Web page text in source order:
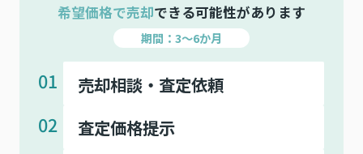
希望価格で売却できる可能性があります
期間：3～6か月
売却相談・査定依頼
01
査定価格提示
02